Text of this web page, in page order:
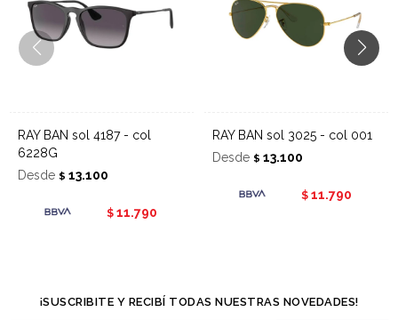
RAY BAN sol 4187 - col
6228G
Desde $ 13.100
$ 11.790
RAY BAN sol 3025 - col 001
Desde $ 13.100
$ 11.790
¡SUSCRIBITE Y RECIBÍ TODAS NUESTRAS NOVEDADES!